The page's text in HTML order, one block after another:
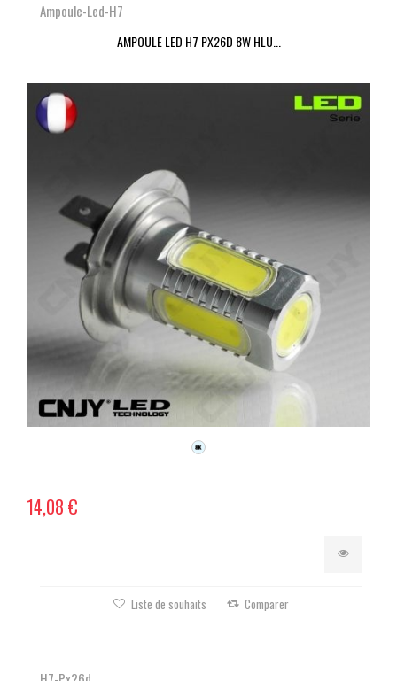
Ampoule-Led-H7
AMPOULE LED H7 PX26D 8W HLU...
14,08 €
Liste de souhaits Comparer